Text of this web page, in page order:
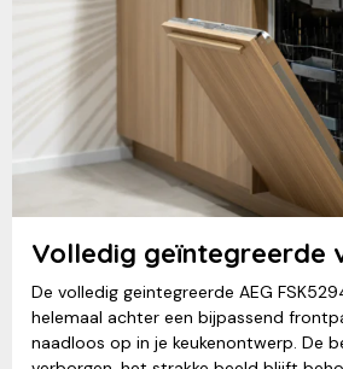
Volledig geïntegreerde
De volledig geintegreerde AEG
helemaal achter een bijpassend
naadloos op in je keukenontwerp. De